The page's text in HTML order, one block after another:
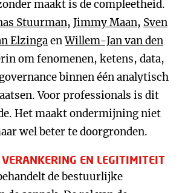
maakt is de compleetheid.
Stuurman, Jimmy Maan, Sven
ElzingaenWillem-Jan van den
om fenomenen, ketens, data,
binnen één analytisch
Voor professionals is dit
Het maakt ondermijning niet
wel beter te doorgronden.
EN LEGITIMITEIT
de bestuurlijke